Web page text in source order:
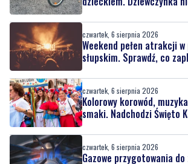
czwartek, 6 sierpnia 2026
Weekend pełen atrakcji w
słupskim. Sprawdź, co
czwartek, 6 sierpnia 2026
Kolorowy korowód,
smaki. Nadchodzi Święto
czwartek, 6 sierpnia 2026
Gazowe przygotowania